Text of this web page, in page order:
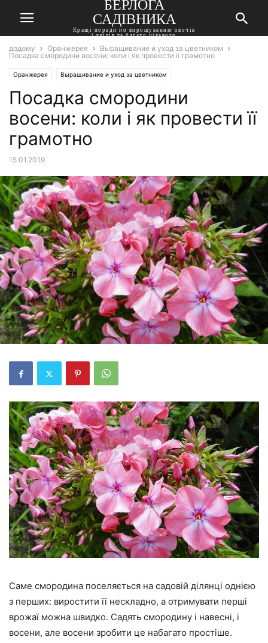
БЕРЛОГА
САДІВНИКА
Кращі поради по вирощуванню овочів
і квітів та багато цікавого
додому Оранжерея
Выращивание и уход за цветником
Посадка смородини восени: коли і як провести її грамотно
Оранжерея Выращивание и уход за цветником
Посадка смородини
восени: коли і як провести її
грамотно
15.01.2019
Саме смородина поселяється на садовій ділянці однією
з перших: виростити її нескладно, а отримувати перші
врожаї можна швидко. Садять смородину і навесні, і
восени, але восени зробити це набагато простіше.